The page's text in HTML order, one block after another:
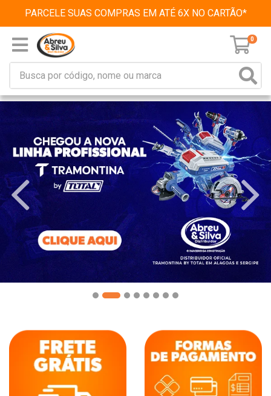
PARCELE SUAS COMPRAS EM ATÉ 6X NO CARTÃO*
0